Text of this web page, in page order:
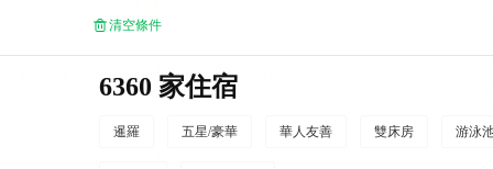
清空條件
6360 家住宿
暹羅 五星/豪華 華人友善 雙床房 游泳